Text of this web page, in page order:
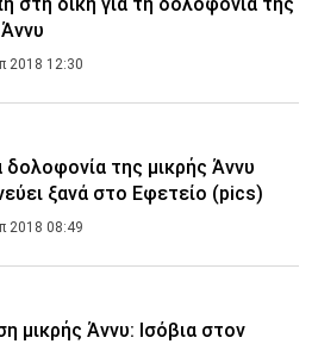
2018 12:30
δολοφονία της μικρής Άννυ
ξανά στο Εφετείο (pics)
2018 08:49
μικρής Άννυ: Ισόβια στον